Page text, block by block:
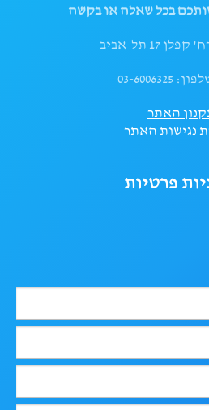
בכל שאלה או בקשה
קפלן 17 תל-אביב
6006325
האתר
נגישות האתר
פרטיות